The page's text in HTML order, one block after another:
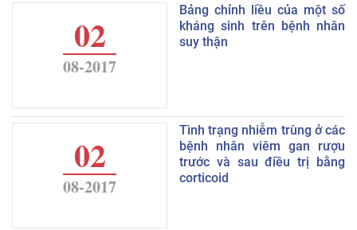
02
08-2017
Bảng chỉnh liều của một số
kháng sinh trên bệnh nhân
suy thận
02
08-2017
Tình trạng nhiễm trùng ở các
bệnh nhân viêm gan rượu
trước và sau điều trị bằng
corticoid